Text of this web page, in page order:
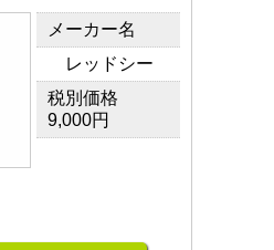
メーカー名
レッドシー
税別価格
9,000円